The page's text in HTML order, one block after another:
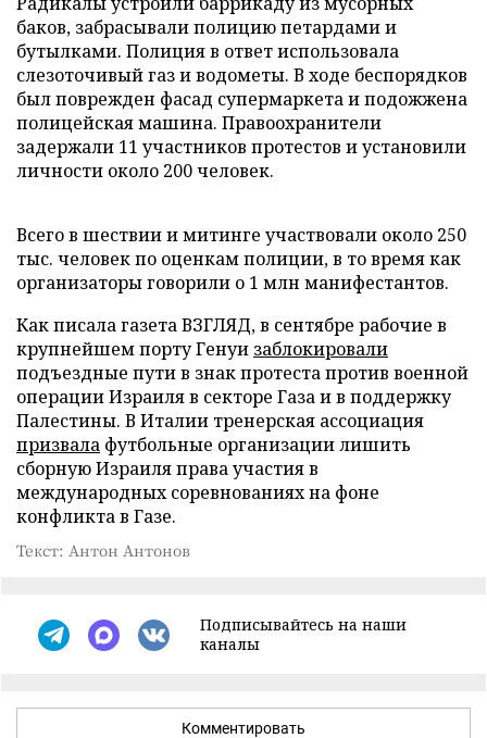
баков, забрасывали полицию петардами и
бутылками. Полиция в ответ использовала
слезоточивый газ и водометы. В ходе беспорядков
был поврежден фасад супермаркета и подожжена
полицейская машина. Правоохранители
задержали 11 участников протестов и установили
личности около 200 человек.
Всего в шествии и митинге участвовали около 250
тыс. человек по оценкам полиции, в то время как
организаторы говорили о 1 млн манифестантов.
Как писала газета ВЗГЛЯД, в сентябре рабочие в
крупнейшем порту Генуи заблокировали
подъездные пути в знак протеста против военной
операции Израиля в секторе Газа и в поддержку
Палестины. В Италии тренерская ассоциация
призвала футбольные организации лишить
сборную Израиля права участия в
международных соревнованиях на фоне
конфликта в Газе.
Текст: Антон Антонов
Подписывайтесь на наши
каналы
Комментировать